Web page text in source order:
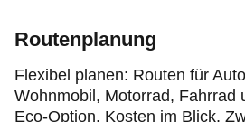
Routenplanung
Flexibel planen: Routen für
Wohnmobil, Motorrad, Fahrrad
Eco-Option, Kosten im Blick,